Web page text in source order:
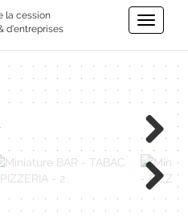
la cession
d'entreprises
Toggle
Next
Next